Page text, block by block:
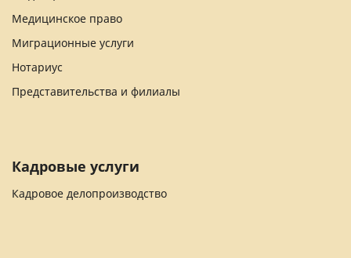
Медицинское право
Миграционные услуги
Нотариус
Представительства и филиалы
Кадровые услуги
Кадровое делопроизводство